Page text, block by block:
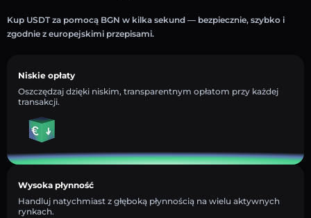
Kup USDT za pomocą BGN w kilka sekund — bezpiecznie, szybko i
zgodnie z europejskimi przepisami.
Niskie opłaty
Oszczędzaj dzięki niskim, transparentnym opłatom przy każdej
transakcji.
Wysoka płynność
Handluj natychmiast z głęboką płynnością na wielu aktywnych
rynkach.